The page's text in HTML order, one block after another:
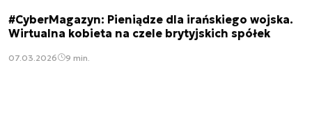
#CyberMagazyn: Pieniądze dla irańskiego wojska.
Wirtualna kobieta na czele brytyjskich spółek
07.03.2026 9 min.